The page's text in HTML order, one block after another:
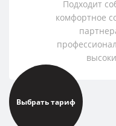
Подходит
комфортное
Выбрать тариф